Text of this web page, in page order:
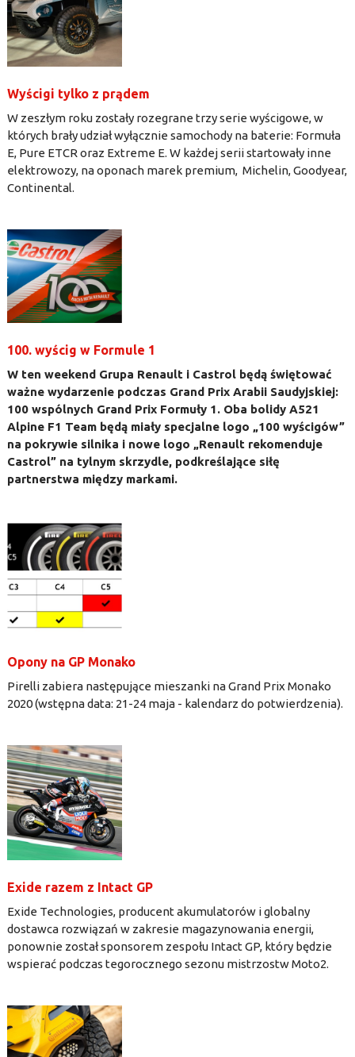
Wyścigi tylko z prądem
W zeszłym roku zostały rozegrane trzy serie wyścigowe, w
których brały udział wyłącznie samochody na baterie: Formuła
E, Pure ETCR oraz Extreme E. W każdej serii startowały inne
elektrowozy, na oponach marek premium, Michelin, Goodyear,
Continental.
100. wyścig w Formule 1
W ten weekend Grupa Renault i Castrol będą świętować
ważne wydarzenie podczas Grand Prix Arabii Saudyjskiej:
100 wspólnych Grand Prix Formuły 1. Oba bolidy A521
Alpine F1 Team będą miały specjalne logo „100 wyścigów”
na pokrywie silnika i nowe logo „Renault rekomenduje
Castrol” na tylnym skrzydle, podkreślające siłę
partnerstwa między markami.
Opony na GP Monako
Pirelli zabiera następujące mieszanki na Grand Prix Monako
2020 (wstępna data: 21-24 maja - kalendarz do potwierdzenia).
Exide razem z Intact GP
Exide Technologies, producent akumulatorów i globalny
dostawca rozwiązań w zakresie magazynowania energii,
ponownie został sponsorem zespołu Intact GP, który będzie
wspierać podczas tegorocznego sezonu mistrzostw Moto2.